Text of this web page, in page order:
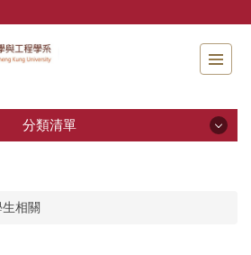
分類清單
相關